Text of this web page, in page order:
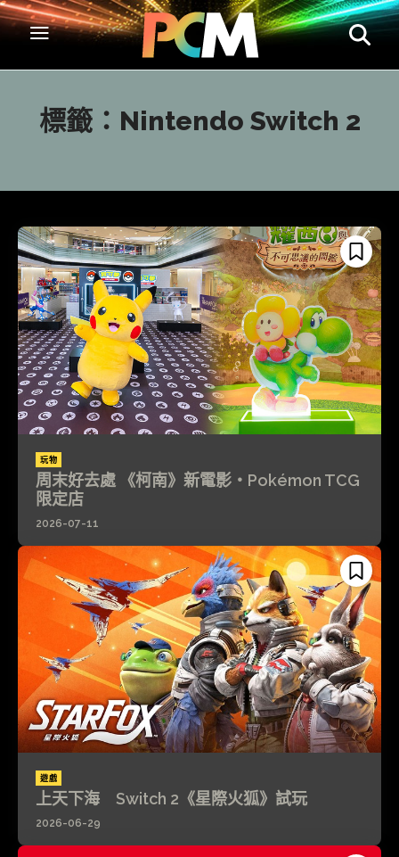
標籤： Nintendo Switch 2
玩物
周末好去處 《柯南》新電影‧Pokémon TCG
限定店
2026-07-11
遊戲
上天下海 Switch 2《星際火狐》試玩
2026-06-29